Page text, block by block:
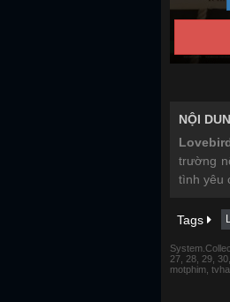
NỘI
trường
tình yêu
Tags
27, 28, 29,
motphim,